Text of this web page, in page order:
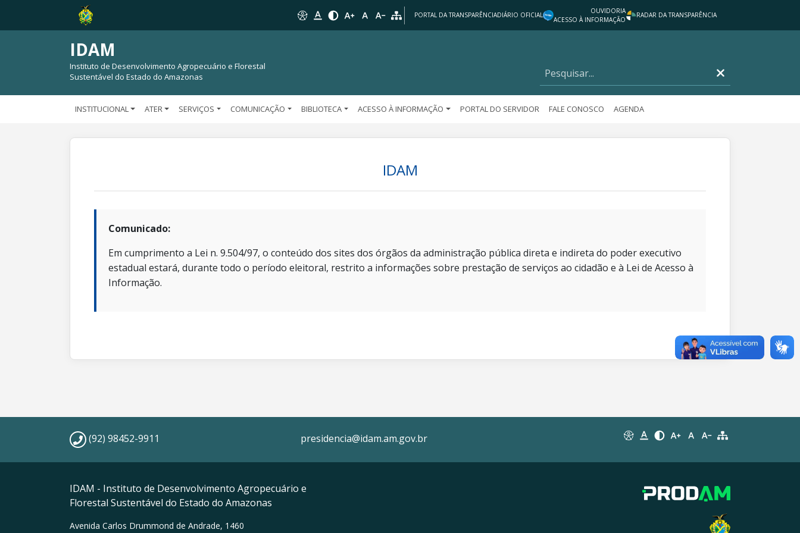
PORTAL DA TRANSPARÊNCIADIÁRIO OFICIAL
OUVIDORIA
ACESSO À INFORMAÇÃO
RADAR DA TRANSPARÊNCIA
IDAM
Instituto de Desenvolvimento Agropecuário e Florestal
Sustentável do Estado do Amazonas
INSTITUCIONAL ATER SERVIÇOS COMUNICAÇÃO BIBLIOTECA ACESSO À INFORMAÇÃO PORTAL DO SERVIDOR FALE CONOSCO AGENDA
IDAM
Comunicado:
Em cumprimento a Lei n. 9.504/97, o conteúdo dos sites dos órgãos da administração pública direta e indireta do poder executivo
estadual estará, durante todo o período eleitoral, restrito a informações sobre prestação de serviços ao cidadão e à Lei de Acesso à
Informação.
(92) 98452-9911 presidencia@idam.am.gov.br
IDAM - Instituto de Desenvolvimento Agropecuário e
Florestal Sustentável do Estado do Amazonas
Avenida Carlos Drummond de Andrade, 1460